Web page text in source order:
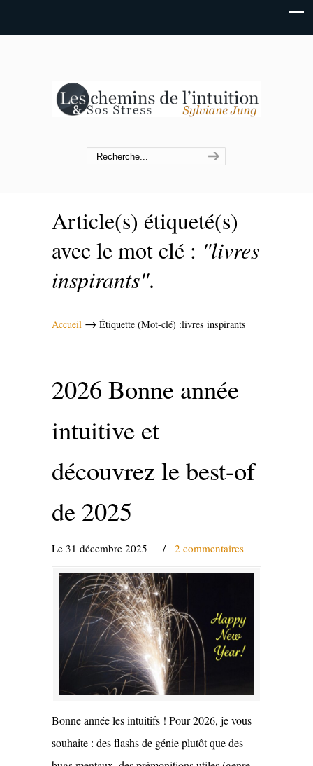
Article(s) étiqueté(s)
avec le mot clé : "livres
inspirants".
Accueil → Étiquette (Mot-clé) :livres inspirants
2026 Bonne année
intuitive et
découvrez le best-of
de 2025
Le 31 décembre 2025 / 2 commentaires
Bonne année les intuitifs ! Pour 2026, je vous
souhaite : des flashs de génie plutôt que des